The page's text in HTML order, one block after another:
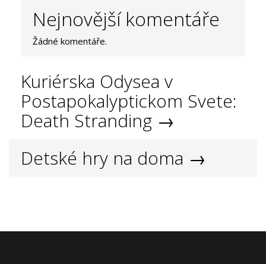
Nejnovější komentáře
Žádné komentáře.
Kuriérska Odysea v
Postapokalyptickom Svete:
Death Stranding →
Detské hry na doma →